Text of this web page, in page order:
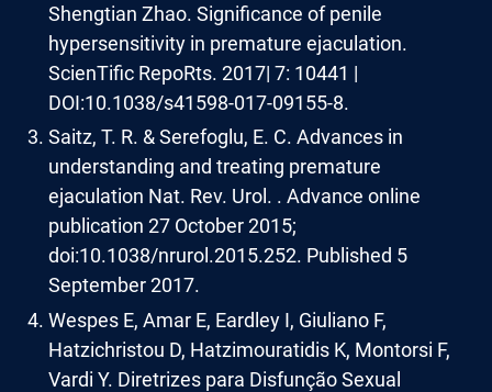
Shengtian Zhao. Significance of penile
hypersensitivity in premature ejaculation.
ScienTific RepoRts. 2017| 7: 10441 |
DOI:10.1038/s41598-017-09155-8.
Saitz, T. R. & Serefoglu, E. C. Advances in
understanding and treating premature
ejaculation Nat. Rev. Urol. . Advance online
publication 27 October 2015;
doi:10.1038/nrurol.2015.252. Published 5
September 2017.
Wespes E, Amar E, Eardley I, Giuliano F,
Hatzichristou D, Hatzimouratidis K, Montorsi F,
Vardi Y. Diretrizes para Disfunção Sexual